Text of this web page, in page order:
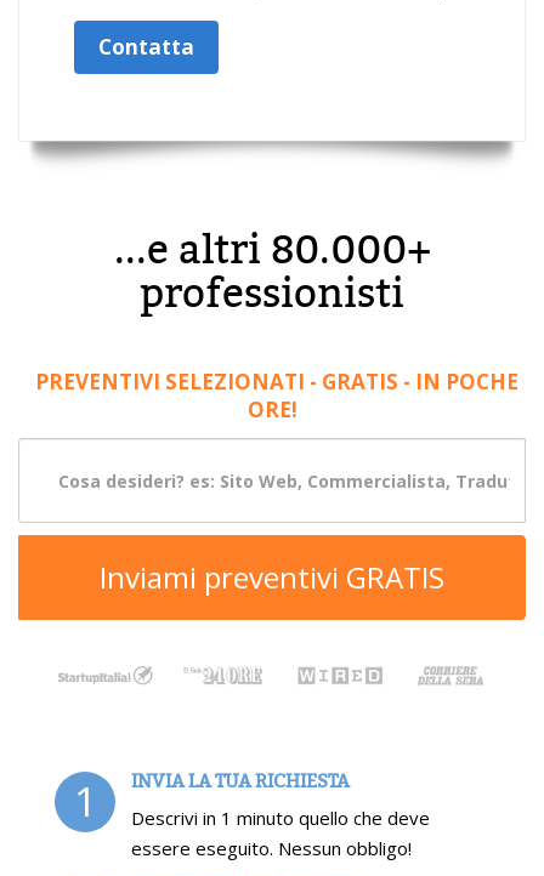
Contatta
...e altri 80.000+
professionisti
PREVENTIVI SELEZIONATI - GRATIS - IN POCHE
ORE!
Inviami preventivi GRATIS
1 INVIA LA TUA RICHIESTA
Descrivi in 1 minuto quello che deve
essere eseguito. Nessun obbligo!